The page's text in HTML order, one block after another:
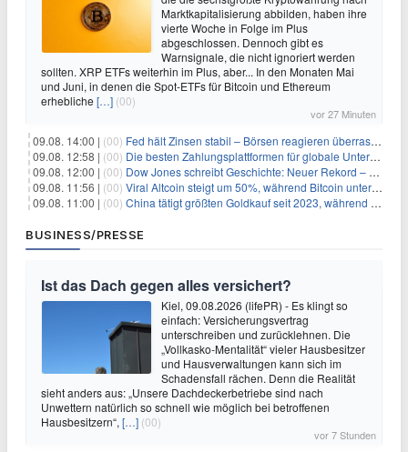
Marktkapitalisierung abbilden, haben ihre
vierte Woche in Folge im Plus
abgeschlossen. Dennoch gibt es
Warnsignale, die nicht ignoriert werden
sollten. XRP ETFs weiterhin im Plus, aber... In den Monaten Mai
und Juni, in denen die Spot-ETFs für Bitcoin und Ethereum
erhebliche […] (00)
vor 27 Minuten
09.08. 14:00 | (00) Fed hält Zinsen stabil – Börsen reagieren überraschend volatil
09.08. 12:58 | (00) Die besten Zahlungsplattformen für globale Unternehmen im Jahr 2026
09.08. 12:00 | (00) Dow Jones schreibt Geschichte: Neuer Rekord – und Amazon knackt die nächste Billionen-Marke
09.08. 11:56 | (00) Viral Altcoin steigt um 50%, während Bitcoin unter $65.000 fällt
09.08. 11:00 | (00) China tätigt größten Goldkauf seit 2023, während Goldpreis um 8% steigt
BUSINESS/PRESSE
Ist das Dach gegen alles versichert?
Kiel, 09.08.2026 (lifePR) - Es klingt so
einfach: Versicherungsvertrag
unterschreiben und zurücklehnen. Die
„Vollkasko-Mentalität“ vieler Hausbesitzer
und Hausverwaltungen kann sich im
Schadensfall rächen. Denn die Realität
sieht anders aus: „Unsere Dachdeckerbetriebe sind nach
Unwettern natürlich so schnell wie möglich bei betroffenen
Hausbesitzern“, […] (00)
vor 7 Stunden